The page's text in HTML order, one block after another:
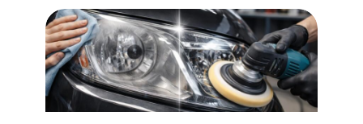
Actu